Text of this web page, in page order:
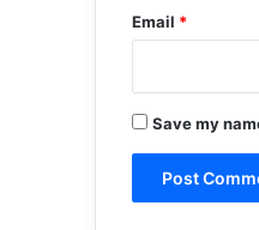
Email *
Save my